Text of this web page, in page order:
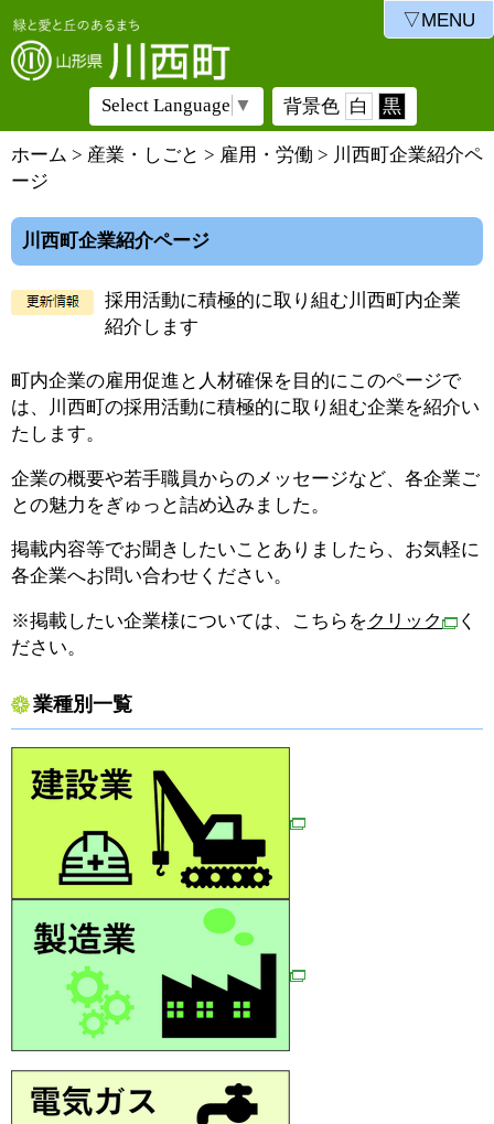
Select Language ▼ 背景色 白 黒
ホーム > 産業・しごと > 雇用・労働 > 川西町企業紹介ペ
ージ
川西町企業紹介ページ
採用活動に積極的に取り組む川西町内企業
紹介します
町内企業の雇用促進と人材確保を目的にこのページで
は、川西町の採用活動に積極的に取り組む企業を紹介い
たします。
企業の概要や若手職員からのメッセージなど、各企業ご
との魅力をぎゅっと詰め込みました。
掲載内容等でお聞きしたいことありましたら、お気軽に
各企業へお問い合わせください。
※掲載したい企業様については、こちらをクリック
く
ださい。
業種別一覧
▽MENU